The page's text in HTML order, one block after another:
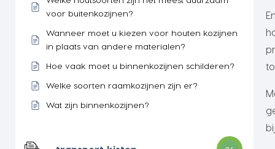
voor buitenkozijnen?
Wanneer moet u kiezen voor houten kozijnen
in plaats van andere materialen?
Hoe vaak moet u binnenkozijnen schilderen?
Welke soorten raamkozijnen zijn er?
Wat zijn binnenkozijnen?
bij